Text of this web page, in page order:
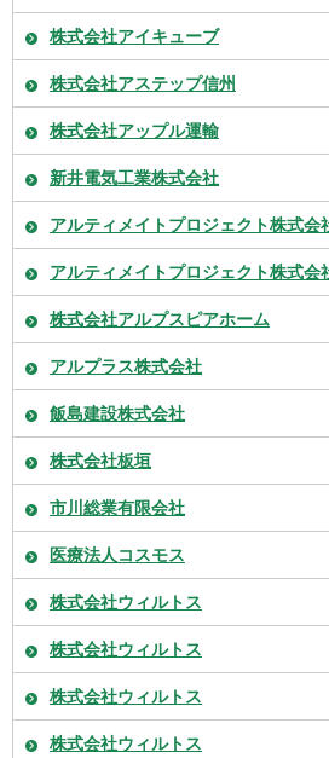
株式会社アイキューブ
株式会社アステップ信州
株式会社アップル運輸
新井電気工業株式会社
アルティメイトプロジェクト株式会
アルティメイトプロジェクト株式会
株式会社アルプスピアホーム
アルプラス株式会社
飯島建設株式会社
株式会社板垣
市川総業有限会社
医療法人コスモス
株式会社ウィルトス
株式会社ウィルトス
株式会社ウィルトス
株式会社ウィルトス